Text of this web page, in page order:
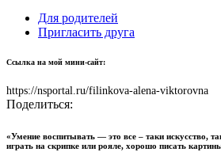
Для родителей
Пригласить друга
Ссылка на мой мини-сайт:
https://nsportal.ru/filinkova-alena-viktorovna
Поделиться:
«Умение воспитывать — это все – таки искусство,
играть на скрипке или рояле, хорошо писать